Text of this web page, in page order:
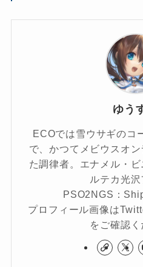
ゆう
ECOでは雪ウサギのコ
で、かつてメビウスオ
た調律者。エナメル・
ルテカ光沢
PSO2NGS：
プロフィール画像は
をご確認く